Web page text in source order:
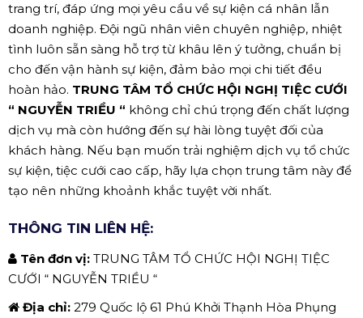
trang trí, đáp ứng mọi yêu cầu về sự kiện cá nhân lẫn
doanh nghiệp. Đội ngũ nhân viên chuyên nghiệp, nhiệt
tình luôn sẵn sàng hỗ trợ từ khâu lên ý tưởng, chuẩn bị
cho đến vận hành sự kiện, đảm bảo mọi chi tiết đều
hoàn hảo. TRUNG TÂM TỔ CHỨC HỘI NGHỊ TIỆC CƯỚI
“ NGUYỄN TRIỀU “ không chỉ chú trọng đến chất lượng
dịch vụ mà còn hướng đến sự hài lòng tuyệt đối của
khách hàng. Nếu bạn muốn trải nghiệm dịch vụ tổ chức
sự kiện, tiệc cưới cao cấp, hãy lựa chọn trung tâm này để
tạo nên những khoảnh khắc tuyệt vời nhất.
THÔNG TIN LIÊN HỆ:
Tên đơn vị: TRUNG TÂM TỔ CHỨC HỘI NGHỊ TIỆC
CƯỚI “ NGUYỄN TRIỀU “
Địa chỉ: 279 Quốc lộ 61 Phú Khởi Thạnh Hòa Phụng